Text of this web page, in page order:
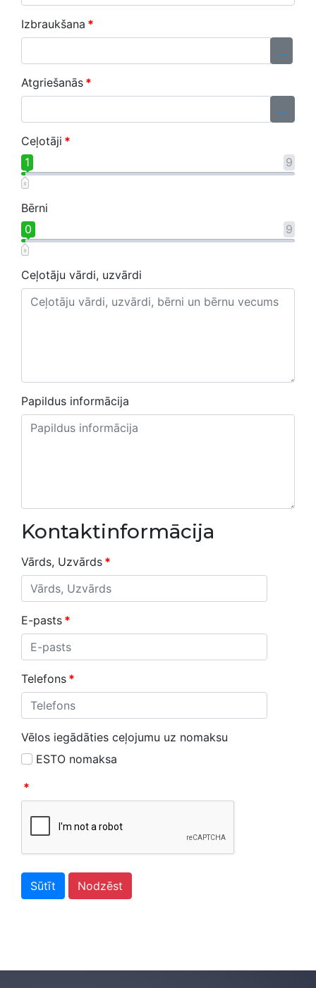
Izbraukšana *
...
Atgriešanās *
...
Ceļotāji *
9
1
Bērni
9
0
Ceļotāju vārdi, uzvārdi
Papildus informācija
Kontaktinformācija
Vārds, Uzvārds *
E-pasts *
Telefons *
Vēlos iegādāties ceļojumu uz nomaksu
ESTO nomaksa
*
Sūtīt Nodzēst